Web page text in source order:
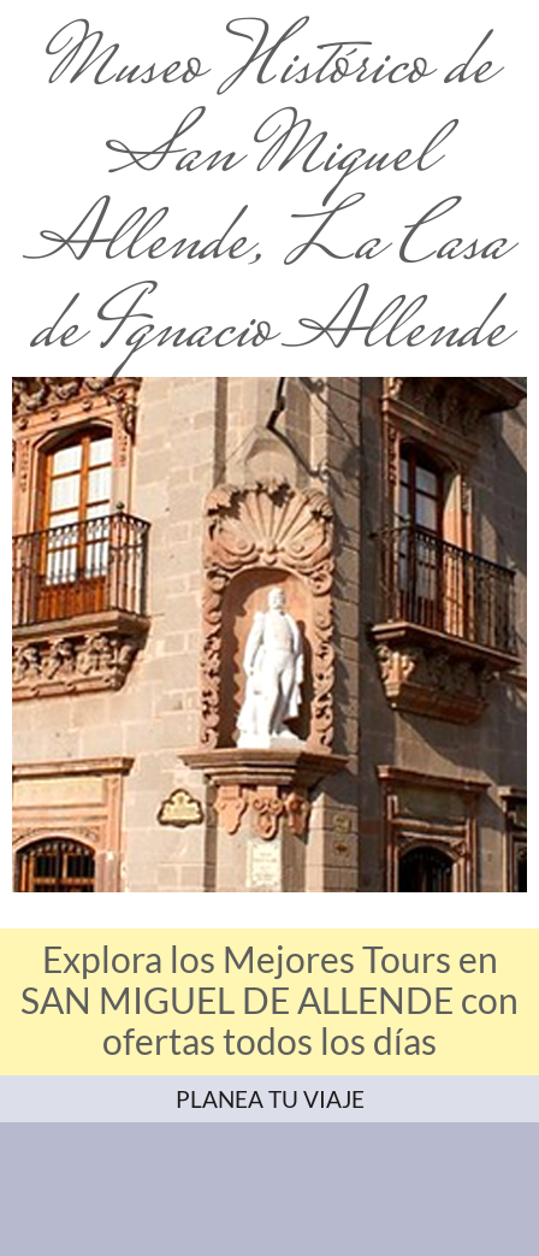
Museo Histórico de
San Miguel
Allende, La Casa
de Ignacio Allende
Explora los Mejores Tours en
SAN MIGUEL DE ALLENDE con
ofertas todos los días
PLANEA TU VIAJE